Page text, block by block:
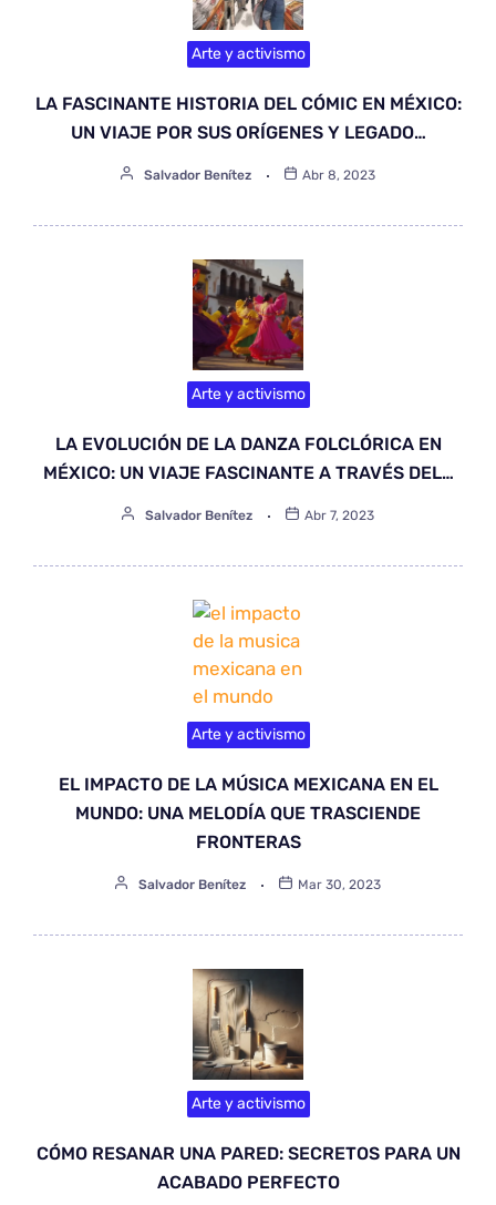
Arte y activismo
LA FASCINANTE HISTORIA DEL CÓMIC EN MÉXICO:
UN VIAJE POR SUS ORÍGENES Y LEGADO…
Salvador Benítez Abr 8, 2023
Arte y activismo
LA EVOLUCIÓN DE LA DANZA FOLCLÓRICA EN
MÉXICO: UN VIAJE FASCINANTE A TRAVÉS DEL…
Salvador Benítez Abr 7, 2023
Arte y activismo
EL IMPACTO DE LA MÚSICA MEXICANA EN EL
MUNDO: UNA MELODÍA QUE TRASCIENDE
FRONTERAS
Salvador Benítez Mar 30, 2023
Arte y activismo
CÓMO RESANAR UNA PARED: SECRETOS PARA UN
ACABADO PERFECTO